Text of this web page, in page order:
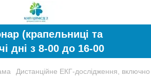
(крапельниці та
дні з 8-00 до 16-00
Дистанційне ЕКГ-дослідження, включно